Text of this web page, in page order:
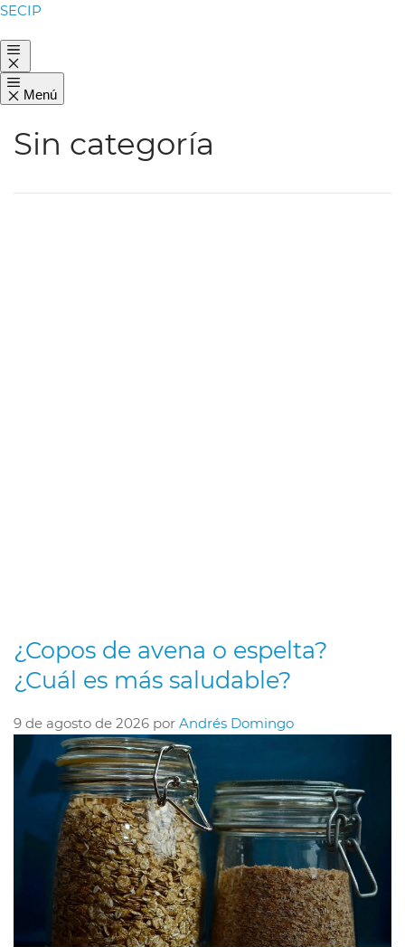
Saltar
contenido
SECIP
Menú
Sin categoría
¿Copos de avena o espelta?
¿Cuál es más saludable?
9 de agosto de 2026 por Andrés Domingo